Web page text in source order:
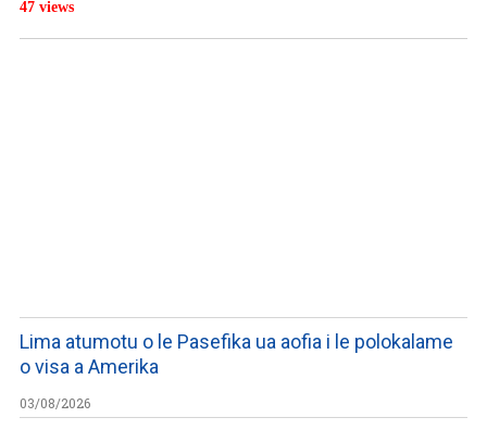
47 views
Lima atumotu o le Pasefika ua aofia i le polokalame
o visa a Amerika
03/08/2026